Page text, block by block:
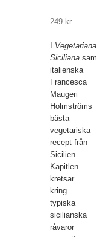
249 kr
Vegetariana
Siciliana
italienska
Francesca
Maugeri
Holmströms
bästa
vegetariska
recept från
Sicilien.
Kapitlen
kretsar
kring
typiska
sicilianska
råvaror